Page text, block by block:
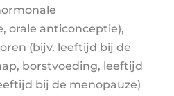
orale anticonceptie),
(bijv. leeftijd bij de
borstvoeding, leeftijd
bij de menopauze)